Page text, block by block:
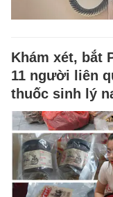
Khám xét, bắt
11 người liên
thuốc sinh lý